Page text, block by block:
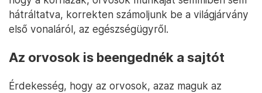
hátráltatva, korrekten számoljunk be a világjárvány
első vonaláról, az egészségügyről.
Az orvosok is beengednék a sajtót
Érdekesség, hogy az orvosok, azaz maguk az